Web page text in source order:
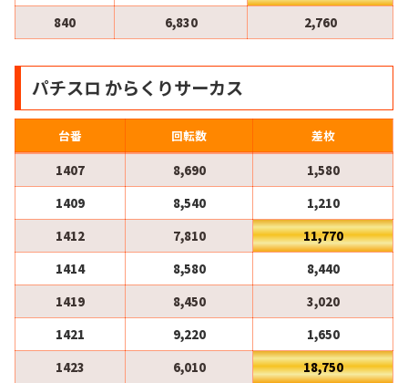
840
6,830 2,760
パチスロ からくりサーカス
台番 回転数
差枚
1407
8,690
1,580
1409
8,540
1,210
1412
7,810
11,770
1414
8,580
8,440
1419
8,450
3,020
1421
9,220
1,650
1423
6,010 18,750